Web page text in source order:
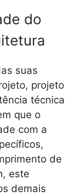
do
suas
projeto
técnica
que o
com a
de
este
demais